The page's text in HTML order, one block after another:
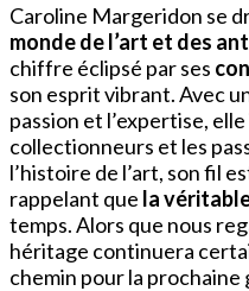
Caroline Margeridon se
monde de l’art et des
chiffre éclipsé par ses
son esprit vibrant. Avec
passion et l’expertise,
collectionneurs et les
l’histoire de l’art, son fil
rappelant que la
temps. Alors que nous
héritage continuera
chemin pour la prochaine